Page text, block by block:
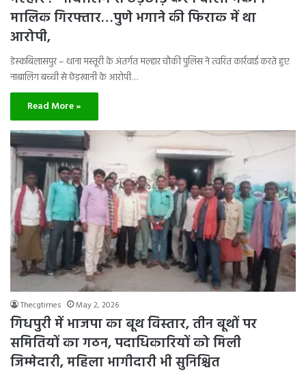
मालिक गिरफ्तार…पुणे भगाने की फिराक में था
आरोपी,
डेस्कबिलासपुर – थाना मस्तूरी के अंतर्गत मल्हार चौकी पुलिस ने त्वरित कार्रवाई करते हुए
नाबालिग बच्ची से छेड़खानी के आरोपी…
Read More »
Thecgtimes May 2, 2026
गिधपुरी में भाजपा का बूथ विस्तार, तीन बूथों पर
समितियों का गठन, पदाधिकारियों को मिली
जिम्मेदारी, महिला भागीदारी भी सुनिश्चित